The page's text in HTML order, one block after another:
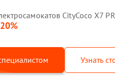
CityCoco X7
20%
Узнать